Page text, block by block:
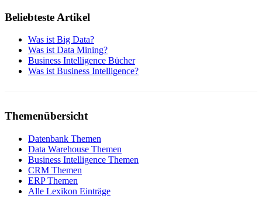
Beliebteste Artikel
Was ist Big Data?
Was ist Data Mining?
Business Intelligence Bücher
Was ist Business Intelligence?
Themenübersicht
Datenbank Themen
Data Warehouse Themen
Business Intelligence Themen
CRM Themen
ERP Themen
Alle Lexikon Einträge